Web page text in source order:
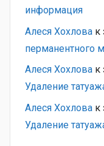
информация
Алеся Хохлова к
перманентного
Алеся Хохлова к
Удаление
Алеся Хохлова к
Удаление